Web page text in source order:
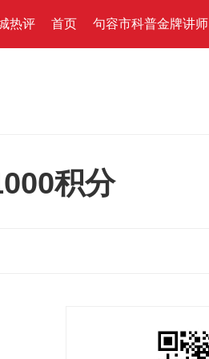
热评 首页 句容市科普金牌讲师
积分